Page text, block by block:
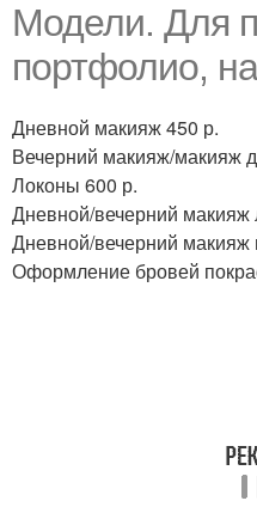
Модели. Для
портфолио,
Дневной макияж 450 р.
Вечерний макияж/макияж
Локоны 600 р.
Дневной/вечерний макияж
Дневной/вечерний макияж
Оформление бровей